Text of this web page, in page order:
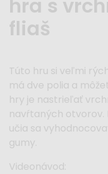
hra s
fliaš
Túto hru si veľmi
má dve polia a
hry je nastrieľať
navŕtaných otvorov.
učia sa
gumy.
Videonávod: